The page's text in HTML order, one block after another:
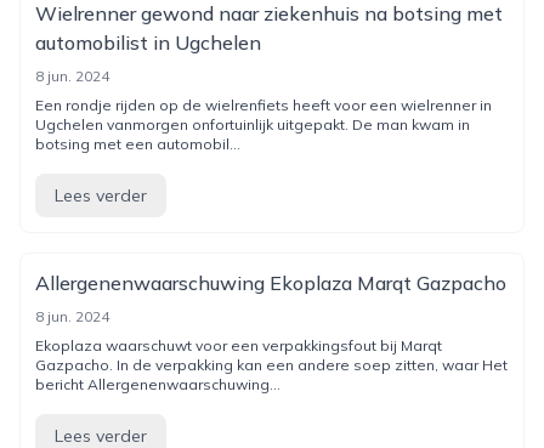
Wielrenner gewond naar ziekenhuis na botsing met
automobilist in Ugchelen
8 jun. 2024
Een rondje rijden op de wielrenfiets heeft voor een wielrenner in
Ugchelen vanmorgen onfortuinlijk uitgepakt. De man kwam in
botsing met een automobil...
Lees verder
Allergenenwaarschuwing Ekoplaza Marqt Gazpacho
8 jun. 2024
Ekoplaza waarschuwt voor een verpakkingsfout bij Marqt
Gazpacho. In de verpakking kan een andere soep zitten, waar Het
bericht Allergenenwaarschuwing...
Lees verder